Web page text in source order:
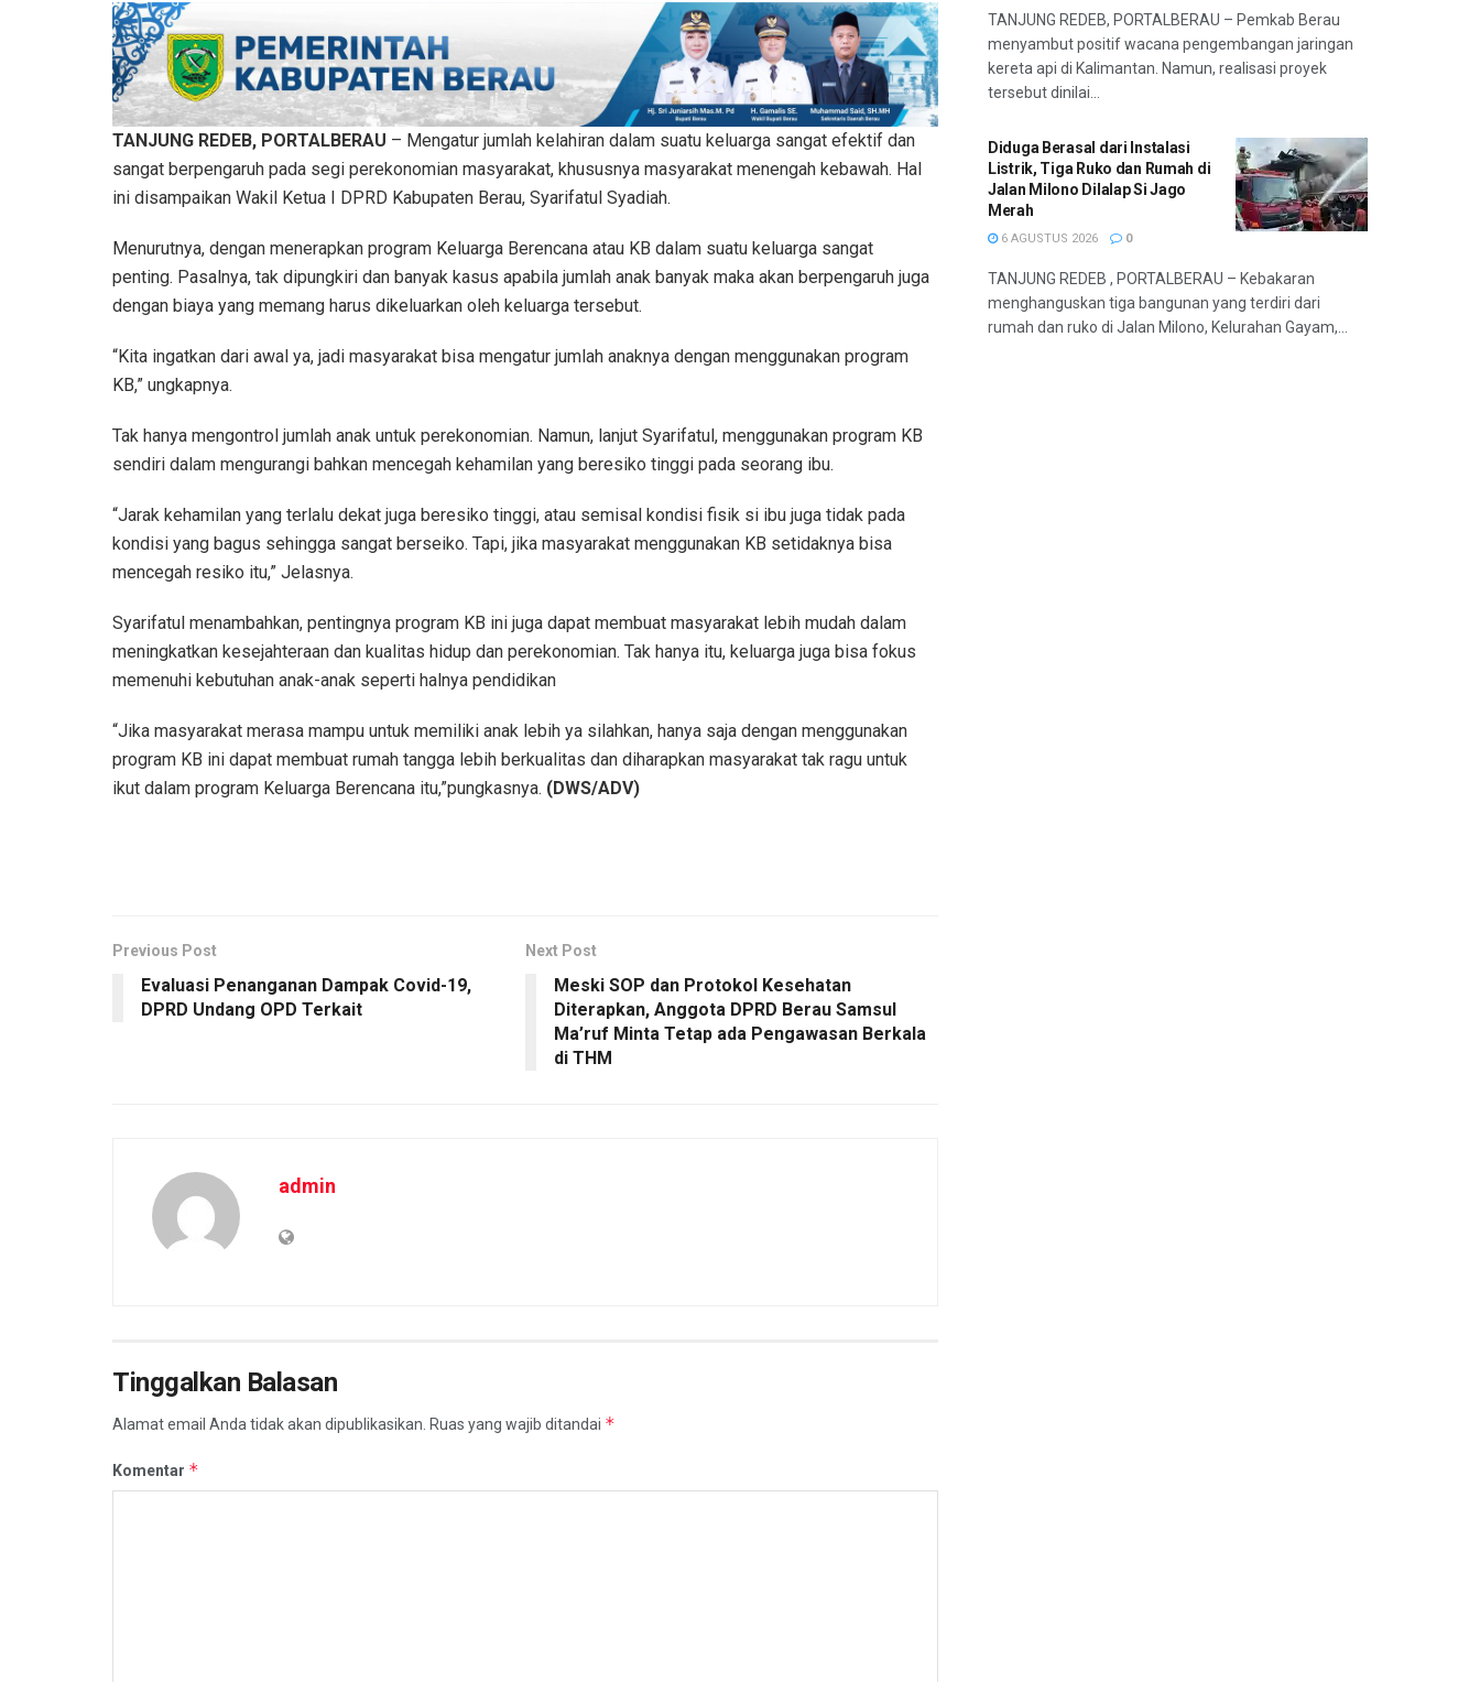
TANJUNG REDEB, PORTALBERAU – Mengatur jumlah kelahiran dalam suatu keluarga sangat efektif dan
sangat berpengaruh pada segi perekonomian masyarakat, khususnya masyarakat menengah kebawah. Hal
ini disampaikan Wakil Ketua I DPRD Kabupaten Berau, Syarifatul Syadiah.
Menurutnya, dengan menerapkan program Keluarga Berencana atau KB dalam suatu keluarga sangat
penting. Pasalnya, tak dipungkiri dan banyak kasus apabila jumlah anak banyak maka akan berpengaruh juga
dengan biaya yang memang harus dikeluarkan oleh keluarga tersebut.
“Kita ingatkan dari awal ya, jadi masyarakat bisa mengatur jumlah anaknya dengan menggunakan program
KB,” ungkapnya.
Tak hanya mengontrol jumlah anak untuk perekonomian. Namun, lanjut Syarifatul, menggunakan program KB
sendiri dalam mengurangi bahkan mencegah kehamilan yang beresiko tinggi pada seorang ibu.
“Jarak kehamilan yang terlalu dekat juga beresiko tinggi, atau semisal kondisi fisik si ibu juga tidak pada
kondisi yang bagus sehingga sangat berseiko. Tapi, jika masyarakat menggunakan KB setidaknya bisa
mencegah resiko itu,” Jelasnya.
Syarifatul menambahkan, pentingnya program KB ini juga dapat membuat masyarakat lebih mudah dalam
meningkatkan kesejahteraan dan kualitas hidup dan perekonomian. Tak hanya itu, keluarga juga bisa fokus
memenuhi kebutuhan anak-anak seperti halnya pendidikan
“Jika masyarakat merasa mampu untuk memiliki anak lebih ya silahkan, hanya saja dengan menggunakan
program KB ini dapat membuat rumah tangga lebih berkualitas dan diharapkan masyarakat tak ragu untuk
ikut dalam program Keluarga Berencana itu,”pungkasnya. (DWS/ADV)
Previous Post
Evaluasi Penanganan Dampak Covid-19,
DPRD Undang OPD Terkait
Next Post
Meski SOP dan Protokol Kesehatan
Diterapkan, Anggota DPRD Berau Samsul
Ma’ruf Minta Tetap ada Pengawasan Berkala
di THM
admin
Tinggalkan Balasan
Alamat email Anda tidak akan dipublikasikan. Ruas yang wajib ditandai *
Komentar *
TANJUNG REDEB, PORTALBERAU – Pemkab Berau
menyambut positif wacana pengembangan jaringan
kereta api di Kalimantan. Namun, realisasi proyek
tersebut dinilai...
Diduga Berasal dari Instalasi
Listrik, Tiga Ruko dan Rumah di
Jalan Milono Dilalap Si Jago
Merah
6 AGUSTUS 2026 0
TANJUNG REDEB , PORTALBERAU – Kebakaran
menghanguskan tiga bangunan yang terdiri dari
rumah dan ruko di Jalan Milono, Kelurahan Gayam,...